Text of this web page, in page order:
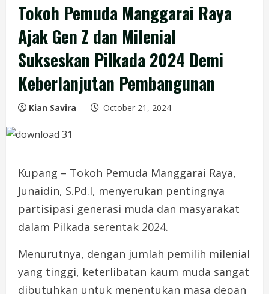
Tokoh Pemuda Manggarai Raya
Ajak Gen Z dan Milenial
Sukseskan Pilkada 2024 Demi
Keberlanjutan Pembangunan
Kian Savira October 21, 2024
Kupang – Tokoh Pemuda Manggarai Raya,
Junaidin, S.Pd.I, menyerukan pentingnya
partisipasi generasi muda dan masyarakat
dalam Pilkada serentak 2024.
Menurutnya, dengan jumlah pemilih milenial
yang tinggi, keterlibatan kaum muda sangat
dibutuhkan untuk menentukan masa depan